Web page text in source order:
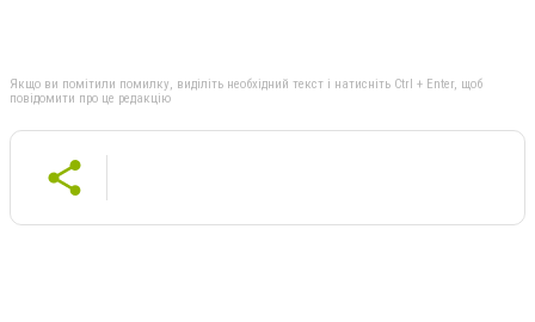
Якщо ви помітили помилку, виділіть необхідний текст і натисніть Ctrl + Enter, щоб
повідомити про це редакцію